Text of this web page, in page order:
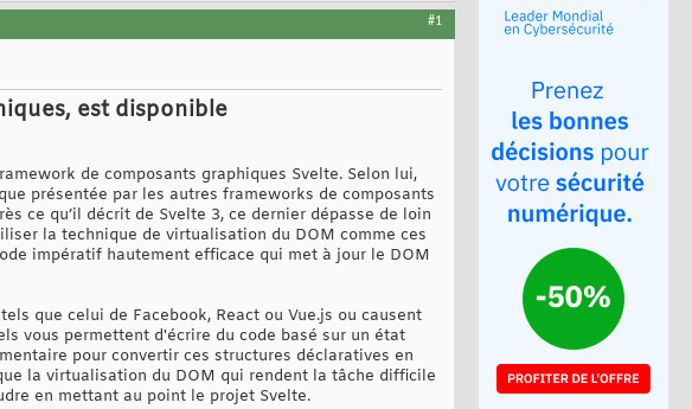
#1
est disponible
de composants graphiques Svelte. Selon lui,
présentée par les autres frameworks de composants
ce qu’il décrit de Svelte 3, ce dernier dépasse de loin
la technique de virtualisation du DOM comme ces
impératif hautement efficace qui met à jour le DOM
que celui de Facebook, React ou Vue.js ou causent
vous permettent d'écrire du code basé sur un état
pour convertir ces structures déclaratives en
la virtualisation du DOM qui rendent la tâche difficile
en mettant au point le projet Svelte.